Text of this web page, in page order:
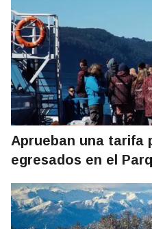
Aprueban una tarifa
egresados en el